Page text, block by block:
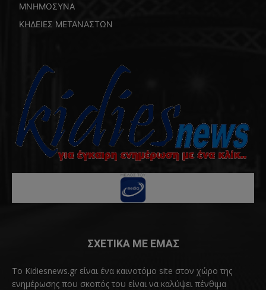
ΜΝΗΜΟΣΥΝΑ
ΚΗΔΕΙΕΣ ΜΕΤΑΝΑΣΤΩΝ
ΣΧΕΤΙΚΑ ΜΕ ΕΜΑΣ
Το Kidiesnews.gr είναι ένα καινοτόμο site στον χώρο της
ενημέρωσης που σκοπός του είναι να καλύψει πένθιμα